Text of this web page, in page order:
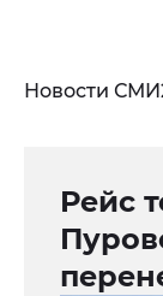
Новости
Рейс